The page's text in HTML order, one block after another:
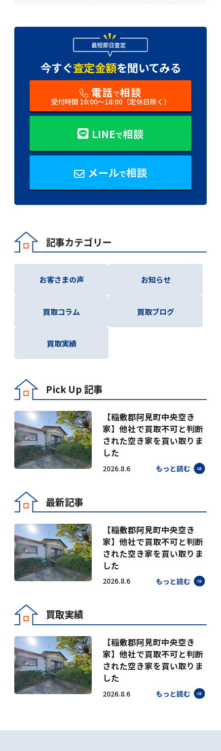
今すぐ査定金額を聞いてみる
電話で相談
受付時間 10:00〜18:00（定休日除く）
LINEで相談
メールで相談
記事カテゴリー
お客さまの声 お知らせ
買取コラム 買取ブログ
買取実績
Pick Up 記事
【稲敷郡阿見町中央空き
家】他社で買取不可と判断
された空き家を買い取りま
した
2026.8.6 もっと読む
最新記事
【稲敷郡阿見町中央空き
家】他社で買取不可と判断
された空き家を買い取りま
した
2026.8.6 もっと読む
買取実績
【稲敷郡阿見町中央空き
家】他社で買取不可と判断
された空き家を買い取りま
した
2026.8.6 もっと読む